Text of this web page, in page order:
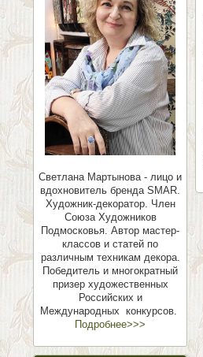
Светлана Мартынова - лицо и
вдохновитель бренда SMAR.
Художник-декоратор. Член
Союза Художников
Подмосковья. Автор мастер-
классов и статей по
различным техникам декора.
Победитель и многократный
призер художественных
Российских и
Международных конкурсов.
Подробнее>>>